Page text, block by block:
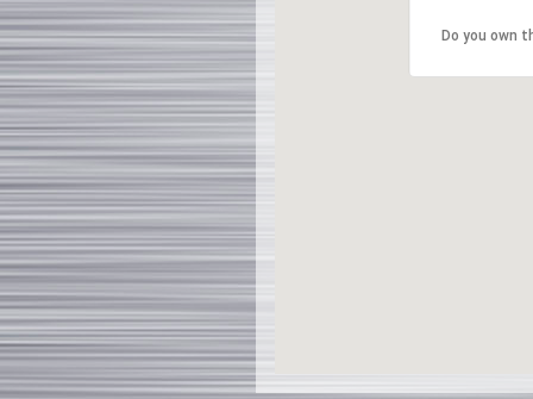
Do you own